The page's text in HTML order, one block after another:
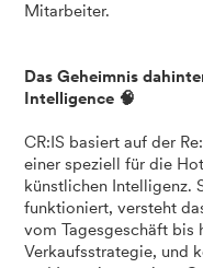
Mitarbeiter.
Das Geheimnis
Intelligence 🧠
CR:IS basiert auf der
einer speziell für die
künstlichen Intelligenz.
funktioniert, versteht
vom Tagesgeschäft bis
Verkaufsstrategie, und